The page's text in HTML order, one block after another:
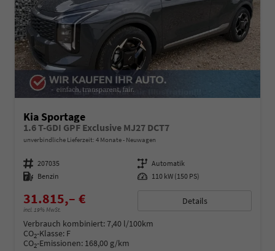
Kia Sportage
1.6 T-GDI GPF Exclusive MJ27 DCT7
unverbindliche Lieferzeit: 4 Monate Neuwagen
Fahrzeugnummer 207035 Getriebe Automatik
Kraftstoff Benzin Leistung 110 kW (150 PS)
31.815,– €
incl. 19% MwSt.
Details
Verbrauch kombiniert:7,40 l/100km
CO2-Klasse: F
CO2-Emissionen: 168,00 g/km